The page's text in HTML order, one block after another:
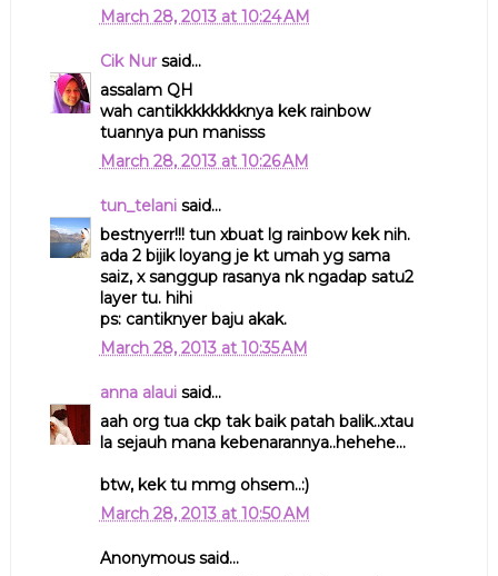
March 28, 2013 at 10:24 AM
Cik Nursaid...
assalam QH
wah cantikkkkkkkknya kek rainbow
tuannya pun manisss
March 28, 2013 at 10:26 AM
tun_telanisaid...
bestnyerr!!! tun xbuat lg rainbow kek nih.
ada 2 bijik loyang je kt umah yg sama
saiz, x sanggup rasanya nk ngadap satu2
layer tu. hihi
ps: cantiknyer baju akak.
March 28, 2013 at 10:35 AM
anna alauisaid...
aah org tua ckp tak baik patah balik..xtau
la sejauh mana kebenarannya..hehehe...
btw, kek tu mmg ohsem..:)
March 28, 2013 at 10:50 AM
Anonymous said...